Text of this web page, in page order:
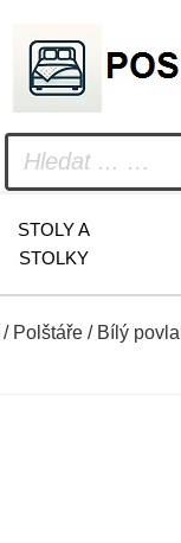
STOLY A
STOLKY
/ Polštáře / Bílý